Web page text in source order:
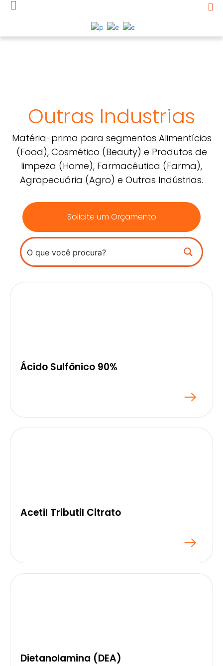
Outras Industrias
Matéria-prima para segmentos Alimentícios
(Food), Cosmético (Beauty) e Produtos de
limpeza (Home), Farmacêutica (Farma),
Agropecuária (Agro) e Outras Indústrias.
Solicite um Orçamento
Ácido Sulfônico 90%
Acetil Tributil Citrato
Dietanolamina (DEA)